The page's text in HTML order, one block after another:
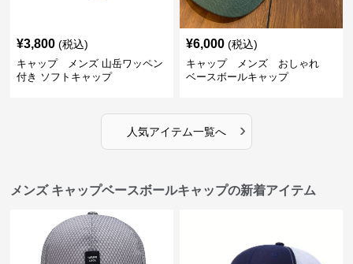
¥3,800 (税込)
キャップ メンズ 山岳ワッペン
付き ソフトキャップ
¥6,000 (税込)
キャップ メンズ おしゃれ
ベースボールキャップ
人気アイテム一覧へ ›
メンズ キャップベースボールキャップの新着アイテム